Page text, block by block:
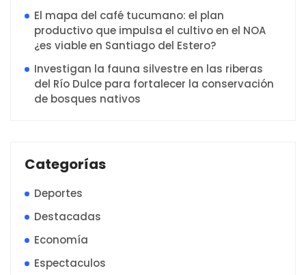
El mapa del café tucumano: el plan
productivo que impulsa el cultivo en el NOA
¿es viable en Santiago del Estero?
Investigan la fauna silvestre en las riberas
del Río Dulce para fortalecer la conservación
de bosques nativos
Categorías
Deportes
Destacadas
Economía
Espectaculos